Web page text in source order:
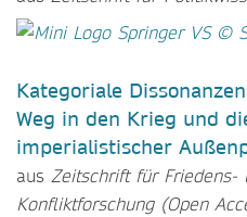
Kategoriale
Weg in den Krieg und
imperialistischer
aus Zeitschrift für Friedens-
Konfliktforschung(Open